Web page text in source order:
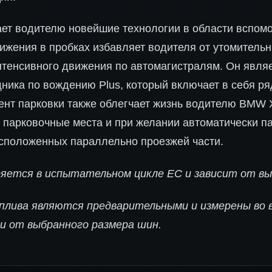
водителю новейшие технологии в области
в пробках избавляет водителя от
движения по автомагистралям. Он
по вождению Plus, который включает в себя
парковки также облегчает жизнь водителю BMW
места и при желании автоматически
параллельно проезжей части.
в испытательном цикле ЕС и зависит от
являются предварительными и измерены во
от выбранного размера шин.